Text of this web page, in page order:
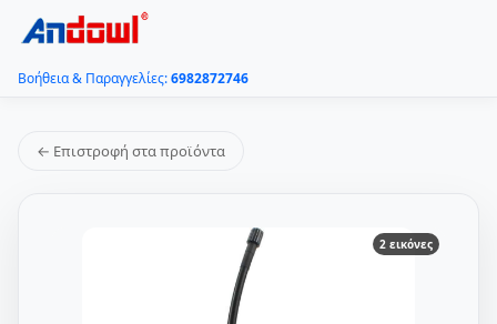
Βοήθεια & Παραγγελίες:6982872746
← Επιστροφή στα προϊόντα
2 εικόνες